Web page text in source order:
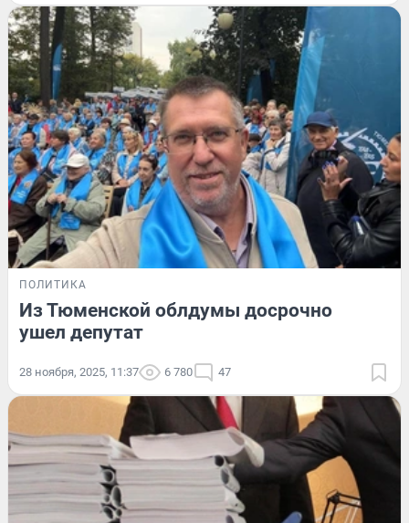
ПОЛИТИКА
Из Тюменской облдумы досрочно
ушел депутат
28 ноября, 2025, 11:37 6 780 47